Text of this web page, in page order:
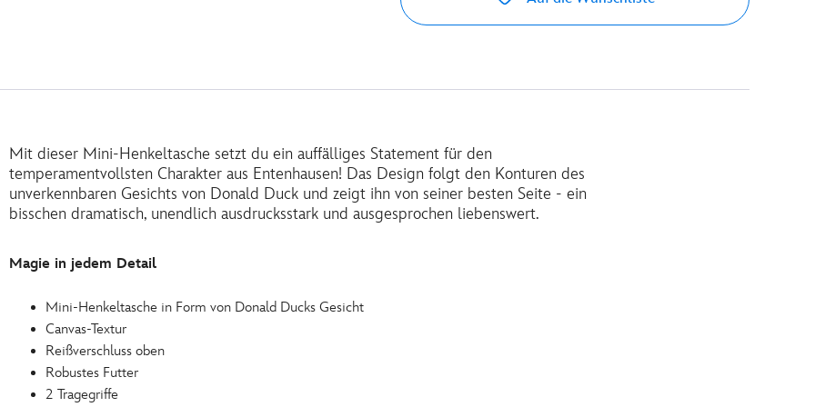
Mit dieser Mini-Henkeltasche setzt du ein auffälliges Statement für den
temperamentvollsten Charakter aus Entenhausen! Das Design folgt den Konturen des
unverkennbaren Gesichts von Donald Duck und zeigt ihn von seiner besten Seite - ein
bisschen dramatisch, unendlich ausdrucksstark und ausgesprochen liebenswert.
Magie in jedem Detail
Mini-Henkeltasche in Form von Donald Ducks Gesicht
Canvas-Textur
Reißverschluss oben
Robustes Futter
2 Tragegriffe